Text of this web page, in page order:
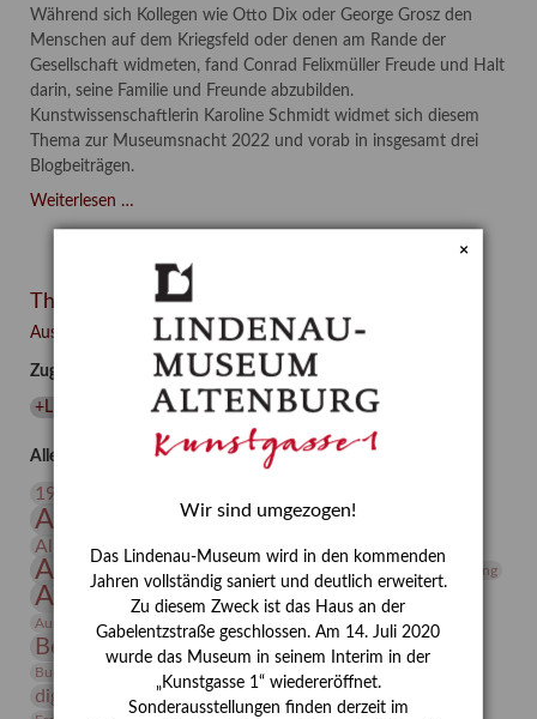
Während sich Kollegen wie Otto Dix oder George Grosz den
Menschen auf dem Kriegsfeld oder denen am Rande der
Gesellschaft widmeten, fand Conrad Felixmüller Freude und Halt
darin, seine Familie und Freunde abzubilden.
Kunstwissenschaftlerin Karoline Schmidt widmet sich diesem
Thema zur Museumsnacht 2022 und vorab in insgesamt drei
Blogbeiträgen.
Weiterlesen …"Liebe
in
des
Hasses"
Familie
und
Freunde
Werk
Künstlers
Felixmüller
(Part
I/III)
Themen
Ausgewählte Auszeichnungen zurücksetzen
Zugehörige Auszeichnungen
+Lindenau-Museum(1 ) +Museumsnacht(1)
Alle Auszeichnungen (106)
19. Jahrhundert
Altenburg
Altenburger Museen
Altenburger Praxisjahr Altenburger Schlossberg
Antike Architektur Archäologie Asta Gröting
Ausstellung
Ausstellung "Berliner Blätter"
Ausstellung „Vier Winde“
Bauhaus Berlin in den Zwanziger Jahren
Bernhard August von Lindenau Bibliothek
Burg Posterstein Conrad Felixmüller Depot Der Blaue Reiter
digitallabor Entartete Kunst
×
Wir sind umgezogen!
Das Lindenau-Museum wird in den kommenden
Jahren vollständig saniert und deutlich erweitert.
Zu diesem Zweck ist das Haus an der
Gabelentzstraße geschlossen. Am 14. Juli 2020
wurde das Museum in seinem Interim in der
„Kunstgasse 1“ wiedereröffnet.
Sonderausstellungen finden derzeit im